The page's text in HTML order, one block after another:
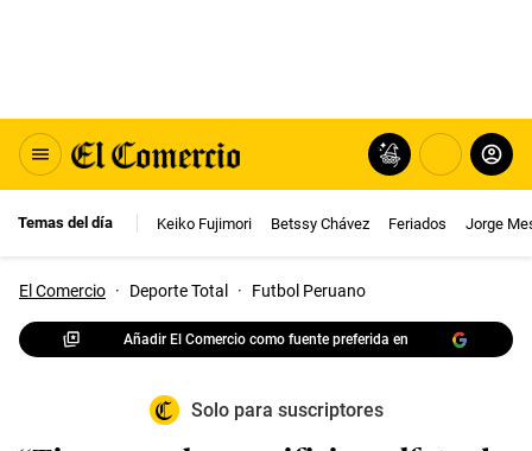
Temas del día Keiko Fujimori Betssy Chávez Feriados Jorge
El Comercio · Deporte Total · Futbol Peruano
Añadir El Comercio como fuente preferida en
Solo para suscriptores